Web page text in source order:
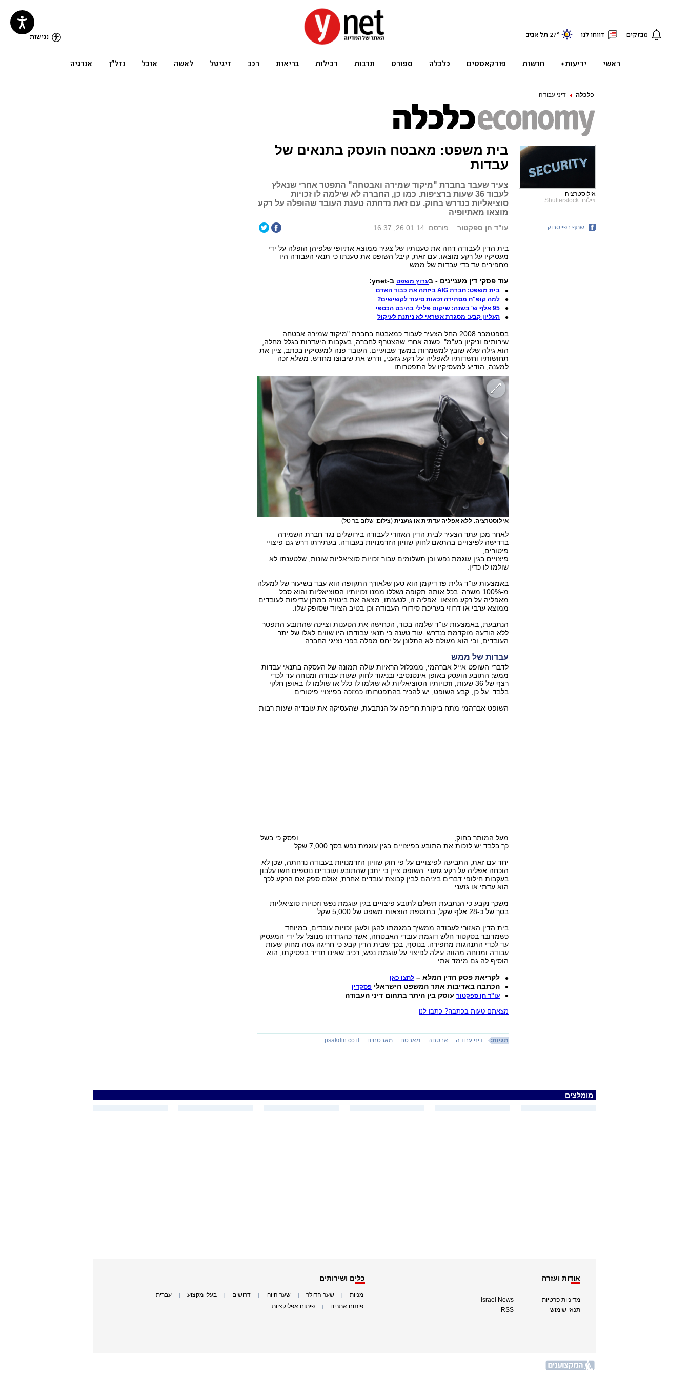
כלכלה דיני עבודה
בית משפט: מאבטח הועסק בתנאים של
עבדות
צעיר שעבד בחברת "מיקוד שמירה ואבטחה" התפטר אחרי שנאלץ
לעבוד 36 שעות ברציפות. כמו כן, החברה לא שילמה לו זכויות
סוציאליות כנדרש בחוק. עם זאת נדחתה טענת העובד שהופלה על רקע
מוצאו מאתיופיה
עו"ד חן ספקטור פורסם: 26.01.14, 16:37
בית הדין לעבודה דחה את טענותיו של צעיר ממוצא אתיופי שלפיהן הופלה על ידי
מעסיקיו על רקע מוצאו. עם זאת, קיבל השופט את טענתו כי תנאי העבודה היו
מחפירים עד כדי עבדות של ממש.
עוד פסקי דין מעניינים - בערוץ משפט ב-ynet:
בית משפט: חברת AIG ביזתה את כבוד האדם
למה קופ"ח מסתירה זכאות סיעוד לקשישים?
95 אלף ש' בשנה: שיקום פלילי בהיבט הכספי
העליון קבע: מסגרת אשראי לא ניתנת לעיקול
בספטמבר 2008 החל הצעיר לעבוד כמאבטח בחברת "מיקוד שמירה אבטחה
שירותים וניקיון בע"מ". כשנה אחרי שהצטרף לחברה, בעקבות היעדרות בגלל מחלה,
הוא גילה שלא שובץ למשמרות במשך שבועיים. העובד פנה למעסיקיו בכתב, ציין את
תחושותיו וחשדותיו לאפליה על רקע גזעני, ודרש את שיבוצו מחדש. משלא זכה
למענה, הודיע למעסיקיו על התפטרותו.
אילוסטרציה. ללא אפליה עדתית או גזענית (צילום: שלום בר טל)
לאחר מכן עתר הצעיר לבית הדין האזורי לעבודה בירושלים נגד חברת השמירה
בדרישה לפיצויים בהתאם לחוק שוויון הזדמנויות בעבודה. בעתירתו דרש גם פיצויי
פיטורים,
פיצויים בגין עוגמת נפש וכן תשלומים עבור זכויות סוציאליות שונות, שלטענתו לא
שולמו לו כדין.
באמצעות עו"ד גלית פז דיקמן הוא טען שלאורך התקופה הוא עבד בשיעור של למעלה
מ-100% משרה. בכל אותה תקופה נשללו ממנו זכויותיו הסוציאליות והוא סבל
מאפליה על רקע מוצאו. אפליה זו, לטענתו, מצאה את ביטויה במתן עדיפות לעובדים
ממוצא ערבי או דרוזי בעריכת סידורי העבודה וכן בטיב הציוד שסופק שלו.
הנתבעת, באמצעות עו"ד שלמה בכור, הכחישה את הטענות וציינה שהתובע התפטר
ללא הודעה מוקדמת כנדרש. עוד טענה כי תנאי עבודתו היו שווים לאלו של יתר
העובדים, וכי הוא מעולם לא התלונן על יחס מפלה בפני נציגי החברה.
עבדות של ממש
לדברי השופט אייל אברהמי, ממכלול הראיות עולה תמונה של העסקה בתנאי עבדות
ממש: התובע הועסק באופן אינטנסיבי ובניגוד לחוק שעות עבודה ומנוחה עד לכדי
רצף של 36 שעות, וזכויותיו הסוציאליות לא שולמו לו כלל או שולמו לו באופן חלקי
בלבד. על כן, קבע השופט, יש להכיר בהתפטרותו כמזכה בפיצויי פיטורים.
השופט אברהמי מתח ביקורת חריפה על הנתבעת, שהעסיקה את עובדיה שעות רבות
מעל המותר בחוק,
ופסק כי בשל
כך בלבד יש לזכות את התובע בפיצויים בגין עוגמת נפש בסך 7,000 שקל.
יחד עם זאת, התביעה לפיצויים על פי חוק שוויון הזדמנויות בעבודה נדחתה, שכן לא
הוכחה אפליה על רקע גזעני. השופט ציין כי יתכן שהתובע ועובדים נוספים חשו עלבון
בעקבות חילופי דברים ביניהם לבין קבוצת עובדים אחרת, אולם ספק אם הרקע לכך
הוא עדתי או גזעני.
משכך נקבע כי הנתבעת תשלם לתובע פיצויים בגין עוגמת נפש וזכויות סוציאליות
בסך של כ-28 אלף שקל, בתוספת הוצאות משפט של 5,000 שקל.
בית הדין האזורי לעבודה ממשיך במגמתו להגן ולעגן זכויות עובדים, במיוחד
כשמדובר בסקטור חלש דוגמת עובדי האבטחה, אשר כהגדרתו מנוצל על ידי המעסיק
עד לכדי התנהגות מחפירה. בנוסף, בכך שבית הדין קבע כי חריגה גסה מחוק שעות
עבודה ומנוחה מהווה עילה לפיצוי על עוגמת נפש, רכיב שאינו תדיר בפסיקתו, הוא
הוסיף לה גם מימד אתי.
לקריאת פסק הדין המלא – לחצו כאן
הכתבה באדיבות אתר המשפט הישראלי פסקדין
עו"ד חן ספקטורעוסק בין היתר בתחום דיני העבודה
מצאתם טעות בכתבה? כתבו לנו
תגיות: דיני עבודה אבטחה מאבטח מאבטחים psakdin.co.il
אילוסטרציה
צילום: Shutterstock
שתף בפייסבוק
מומלצים
אודות ועזרה
מדיניות פרטיות
תנאי שימוש
Israel News
RSS
כלים ושירותים
מניות שער הדולר שער היורו דרושים בעלי מקצוע עברית
פיתוח אתרים פיתוח אפליקציות